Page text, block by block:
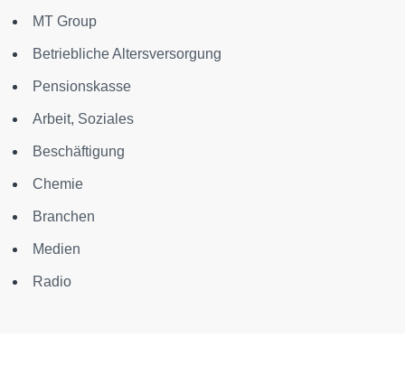
MT Group
Betriebliche Altersversorgung
Pensionskasse
Arbeit, Soziales
Beschäftigung
Chemie
Branchen
Medien
Radio